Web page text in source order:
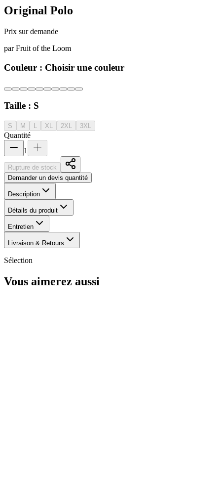
Original Polo
Prix sur demande
par Fruit of the Loom
Couleur : Choisir une couleur
Taille : S
S M L XL 2XL 3XL
Quantité
1
Rupture de stock
Demander un devis quantité
Description
Détails du produit
Entretien
Livraison & Retours
Sélection
Vous aimerez aussi